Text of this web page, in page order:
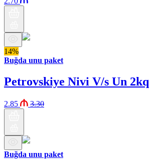
14%
Buğda unu paket
Petrovskiye Nivi V/s Un 2kq
2.85 3.30
Buğda unu paket